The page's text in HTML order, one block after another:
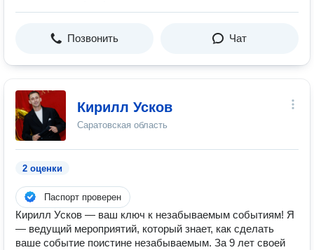
Позвонить Чат
Кирилл Усков
Саратовская область
2 оценки
Паспорт проверен
Кирилл Усков — ваш ключ к незабываемым событиям! Я
— ведущий мероприятий, который знает, как сделать
ваше событие поистине незабываемым. За 9 лет своей